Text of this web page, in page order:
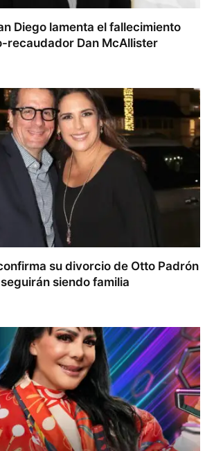
Diego lamenta el fallecimiento
recaudador Dan McAllister
su divorcio de Otto Padrón
siendo familia